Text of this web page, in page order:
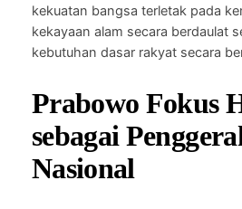
kekuatan bangsa terletak pada
kekayaan alam secara berdaulat
kebutuhan dasar rakyat secara
Prabowo Fokus
sebagai
Nasional